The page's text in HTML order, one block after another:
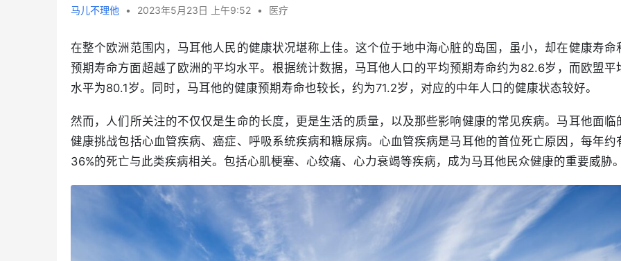
马儿不理他 • 2023年5月23日 上午9:52 • 医疗
在整个欧洲范围内，马耳他人民的健康状况堪称上佳。这个位于地中海心脏的岛国，虽小，却在健康寿命
预期寿命方面超越了欧洲的平均水平。根据统计数据，马耳他人口的平均预期寿命约为82.6岁，而欧盟平
水平为80.1岁。同时，马耳他的健康预期寿命也较长，约为71.2岁，对应的中年人口的健康状态较好。
然而，人们所关注的不仅仅是生命的长度，更是生活的质量，以及那些影响健康的常见疾病。马耳他面临
健康挑战包括心血管疾病、癌症、呼吸系统疾病和糖尿病。心血管疾病是马耳他的首位死亡原因，每年约
36%的死亡与此类疾病相关。包括心肌梗塞、心绞痛、心力衰竭等疾病，成为马耳他民众健康的重要威胁。